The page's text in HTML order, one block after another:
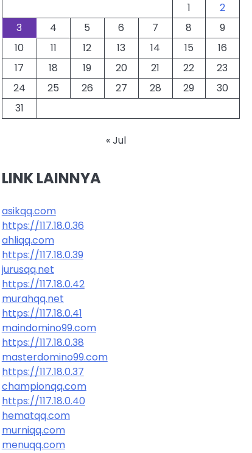
1
2
3
4 5 6 7 8
9
10
11 12 13 14 15
16
17
18 19 20 21 22
23
24
25 26 27 28 29
30
31
« Jul
LINK LAINNYA
asikqq.com
https://117.18.0.36
ahliqq.com
https://117.18.0.39
jurusqq.net
https://117.18.0.42
murahqq.net
https://117.18.0.41
maindomino99.com
https://117.18.0.38
masterdomino99.com
https://117.18.0.37
championqq.com
https://117.18.0.40
hematqq.com
murniqq.com
menuqq.com